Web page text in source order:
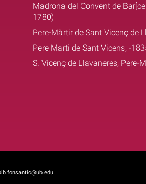
Madrona del Convent de
1780)
Pere-Màrtir de Sant Vicenç de
Pere Marti de Sant Vicens, -
S. Vicenç de Llavaneres, Pere-